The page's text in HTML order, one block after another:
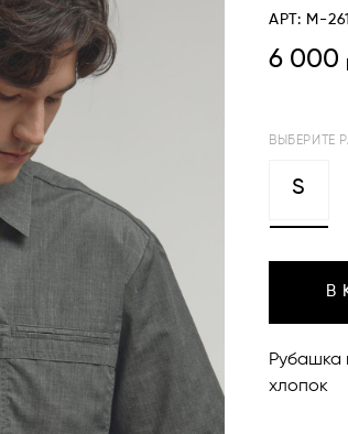
АРТ: M-
6 000
ВЫБЕРИТЕ
S
В
Рубашка
хлопок